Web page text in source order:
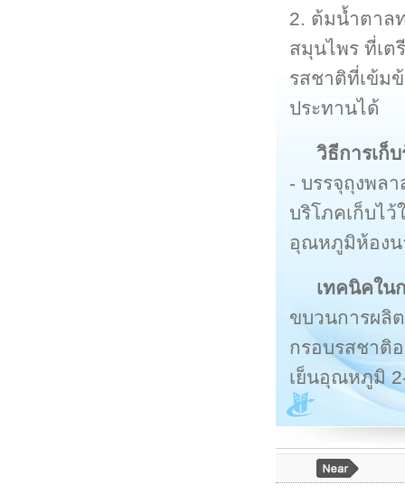
2. ต้มน้ำตาล
สมุนไพร ที่เต
รสชาติที่เข้ม
ประทานได้
วิธีการเก็
- บรรจุถุงพล
บริโภคเก็บไ
อุณหภูมิห้องน
เทคนิคใน
ขบวนการผลิ
กรอบรสชาติ
เย็นอุณหภูมิ